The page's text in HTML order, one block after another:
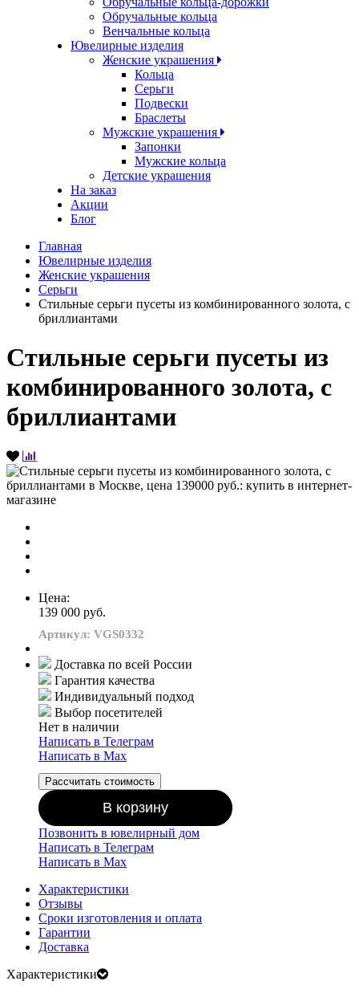
Обручальные кольца
Венчальные кольца
Ювелирные изделия
Женские украшения
Кольца
Серьги
Подвески
Браслеты
Мужские украшения
Запонки
Мужские кольца
Детские украшения
На заказ
Акции
Блог
Главная
Ювелирные изделия
Женские украшения
Серьги
Стильные серьги пусеты из комбинированного золота, с
бриллиантами
Стильные серьги пусеты из
комбинированного золота, с
бриллиантами
Цена:
139 000 руб.
Артикул: VGS0332
Доставка по всей России
Гарантия качества
Индивидуальный подход
Выбор посетителей
Нет в наличии
Написать в Телеграм
Написать в Мах
Рассчитать стоимость
В корзину
Позвонить в ювелирный дом
Написать в Телеграм
Написать в Мах
Характеристики
Отзывы
Сроки изготовления и оплата
Гарантии
Доставка
Характеристики